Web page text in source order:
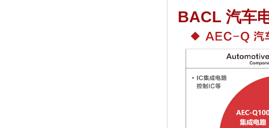
BACL 汽车